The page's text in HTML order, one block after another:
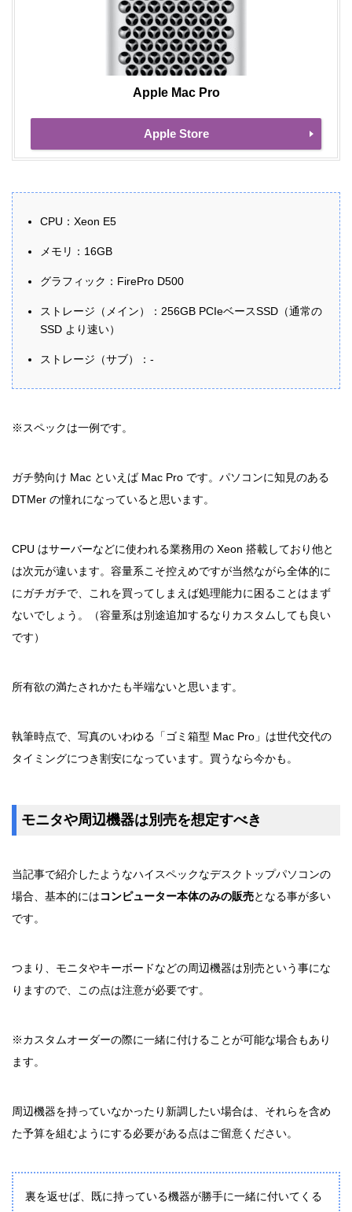
Apple Mac Pro
Apple Store
CPU：Xeon E5
メモリ：16GB
グラフィック：FirePro D500
ストレージ（メイン）：256GB PCIeベースSSD（通常の
SSD より速い）
ストレージ（サブ）：-
※スペックは一例です。
ガチ勢向け Mac といえば Mac Pro です。パソコンに知見のある
DTMer の憧れになっていると思います。
CPU はサーバーなどに使われる業務用の Xeon 搭載しており他と
は次元が違います。容量系こそ控えめですが当然ながら全体的に
にガチガチで、これを買ってしまえば処理能力に困ることはまず
ないでしょう。（容量系は別途追加するなりカスタムしても良い
です）
所有欲の満たされかたも半端ないと思います。
執筆時点で、写真のいわゆる「ゴミ箱型 Mac Pro」は世代交代の
タイミングにつき割安になっています。買うなら今かも。
モニタや周辺機器は別売を想定すべき
当記事で紹介したようなハイスペックなデスクトップパソコンの
場合、基本的にはコンピューター本体のみの販売となる事が多い
です。
つまり、モニタやキーボードなどの周辺機器は別売という事にな
りますので、この点は注意が必要です。
※カスタムオーダーの際に一緒に付けることが可能な場合もあり
ます。
周辺機器を持っていなかったり新調したい場合は、それらを含め
た予算を組むようにする必要がある点はご留意ください。
裏を返せば、既に持っている機器が勝手に一緒に付いてくる